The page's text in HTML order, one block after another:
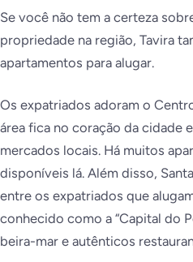
Se você não tem a certeza
propriedade na região, Tavira
apartamentos para alugar.
Os expatriados adoram o
área fica no coração da cidade
mercados locais. Há muitos
disponíveis lá. Além disso,
entre os expatriados que
conhecido como a “Capital do
beira-mar e autênticos